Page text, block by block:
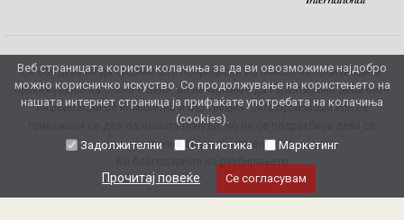
Веб страницата користи колачиња за да ви овозможиме најдобро
можно корисничко искуство. Со продолжување на користењето на
нашата интернет страница ја прифаќате употребата на колачиња
(cookies).
Задолжителни
Статистика Маркетинг
Прочитај повеќе Се согласувам
Се обидуваме да бидеме што попрецизни во описот на производите,
прикажување на слики и цени, но не можеме да гарантираме дека сите
информации се комплетни и без грешка. Сите производи кои се
прикажани се дел од нашата понуда, но не се подразбира дека се
достапни во секој момент.